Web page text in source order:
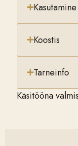
Kasutamine
Koostis
Tarneinfo
Käsitööna